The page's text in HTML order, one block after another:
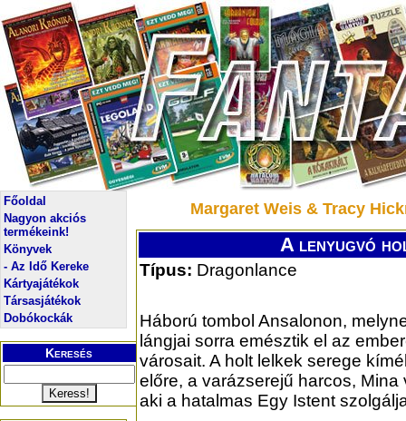
Főoldal
Nagyon akciós
termékeink!
Könyvek
- Az Idő Kereke
Kártyajátékok
Társasjátékok
Dobókockák
Keresés
Margaret Weis & Tracy
A lenyugvó
Típus: Dragonlance
Háború tombol Ansalonon,
lángjai sorra emésztik el az
városait. A holt lelkek serege
előre, a varázserejű harcos, Mina
aki a hatalmas Egy Istent